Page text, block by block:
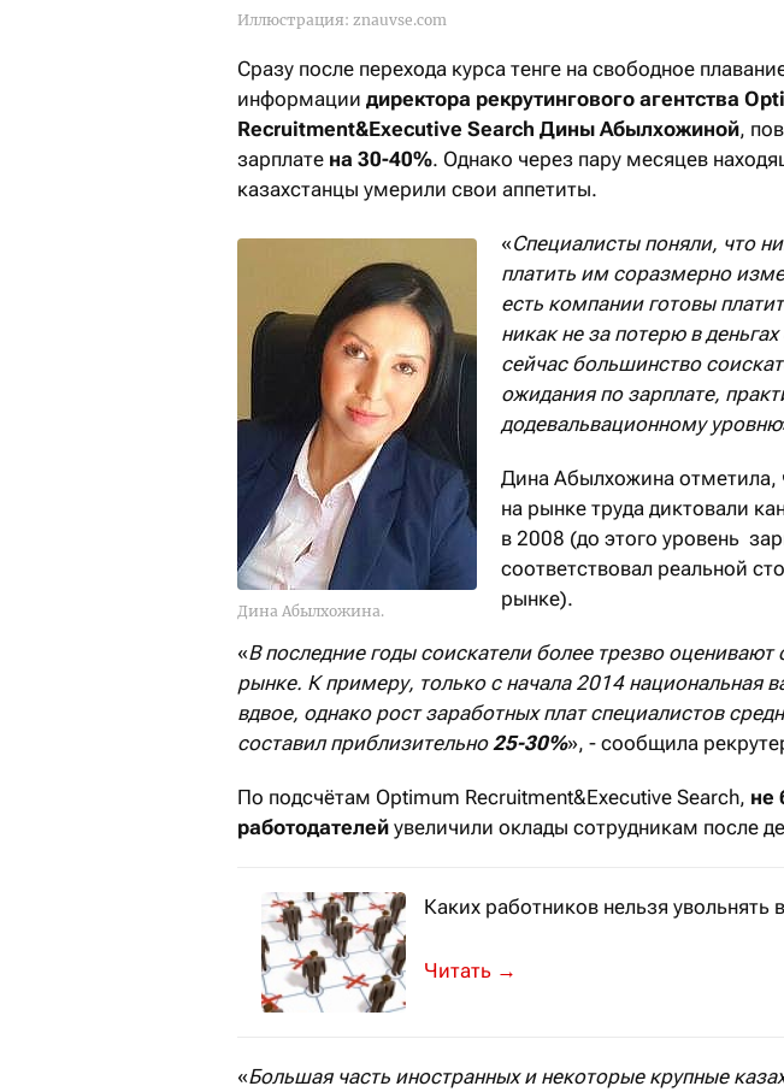
Иллюстрация: znauvse.com
Сразу после перехода курса тенге на свободное
информации директора рекрутингового агентства
Recruitment&Executive Search Дины Абылхожиной,
зарплате на 30-40%. Однако через пару месяцев
казахстанцы умерили свои аппетиты.
Дина Абылхожина.
«Специалисты поняли, что
платить им соразмерно
есть компании готовы
никак не за потерю в
сейчас большинство
ожидания по зарплате,
додевальвационному уровню
Дина Абылхожина отметила,
на рынке труда диктовали
в 2008 (до этого уровень
соответствовал реальной
рынке).
«В последние годы соискатели более трезво
рынке. К примеру, только с начала 2014 национальная
вдвое, однако рост заработных плат специалистов
составил приблизительно 25-30%», - сообщила
По подсчётам Optimum Recruitment&Executive Search, не
работодателей увеличили оклады сотрудникам после
Каких работников нельзя увольнять
Именно в кризис, который влечет
→
«Большая часть иностранных и некоторые крупные